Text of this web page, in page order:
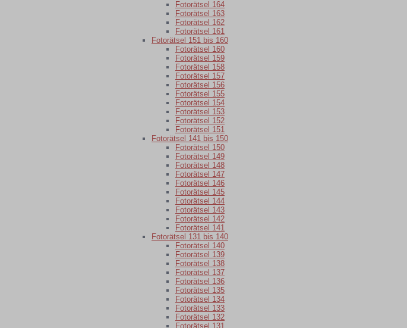
Fotorätsel 164
Fotorätsel 163
Fotorätsel 162
Fotorätsel 161
Fotorätsel 151 bis 160
Fotorätsel 160
Fotorätsel 159
Fotorätsel 158
Fotorätsel 157
Fotorätsel 156
Fotorätsel 155
Fotorätsel 154
Fotorätsel 153
Fotorätsel 152
Fotorätsel 151
Fotorätsel 141 bis 150
Fotorätsel 150
Fotorätsel 149
Fotorätsel 148
Fotorätsel 147
Fotorätsel 146
Fotorätsel 145
Fotorätsel 144
Fotorätsel 143
Fotorätsel 142
Fotorätsel 141
Fotorätsel 131 bis 140
Fotorätsel 140
Fotorätsel 139
Fotorätsel 138
Fotorätsel 137
Fotorätsel 136
Fotorätsel 135
Fotorätsel 134
Fotorätsel 133
Fotorätsel 132
Fotorätsel 131